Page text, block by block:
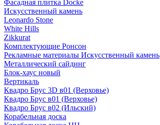
Фасадная плитка Docke
Искусственный камень
Leonardo Stone
White Hills
Zikkurat
Комплектующие Ронсон
Рекламные материалы Искусственный камень
Металлический сайдинг
Блок-хаус новый
Вертикаль
Квадро Брус 3D в01 (Верховье)
Квадро Брус в01 (Верховье)
Квадро Брус в02 (Ильский)
Корабельная доска